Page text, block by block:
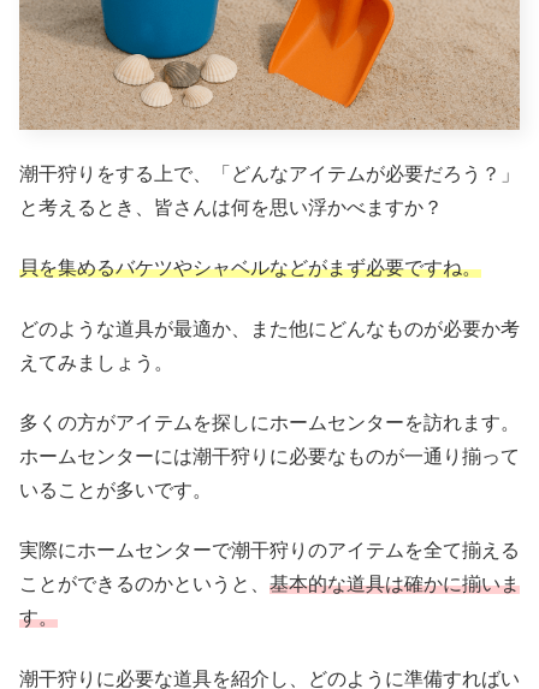
潮干狩りをする上で、「どんなアイテムが必要だろう？」
と考えるとき、皆さんは何を思い浮かべますか？
貝を集めるバケツやシャベルなどがまず必要ですね。
どのような道具が最適か、また他にどんなものが必要か考
えてみましょう。
多くの方がアイテムを探しにホームセンターを訪れます。
ホームセンターには潮干狩りに必要なものが一通り揃って
いることが多いです。
実際にホームセンターで潮干狩りのアイテムを全て揃える
ことができるのかというと、 基本的な道具は確かに揃いま
す。
潮干狩りに必要な道具を紹介し、どのように準備すればい